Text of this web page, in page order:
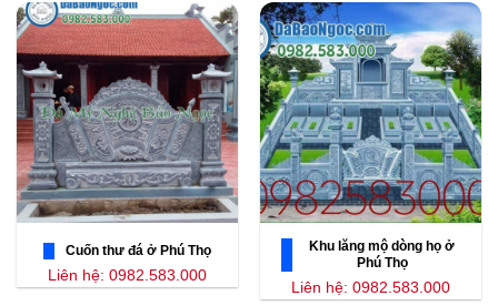
Cuốn thư đá ở Phú Thọ
Liên hệ: 0982.583.000
Khu lăng mộ dòng họ ở
Phú Thọ
Liên hệ: 0982.583.000